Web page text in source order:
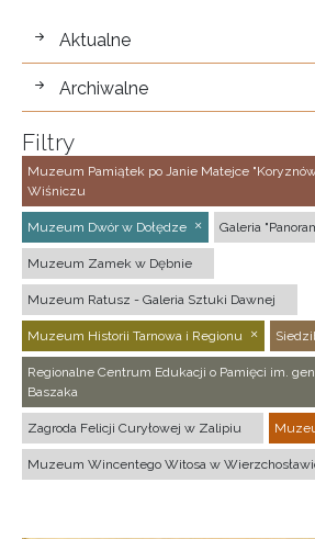
wystawy
Aktualne
Archiwalne
Filtry
Muzeum Pamiątek po Janie Matejce
Wiśniczu
Muzeum Dwór w Dołędze Galeria
Muzeum Zamek w Dębnie
Muzeum Ratusz - Galeria Sztuki Dawnej
Muzeum Historii Tarnowa i Regionu
Regionalne Centrum Edukacji o Pamięci im.
Baszaka
Zagroda Felicji Curyłowej w Zalipiu
Muzeum Wincentego Witosa w